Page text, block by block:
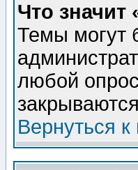
Что значит
Темы могут
любой
Вернуться к